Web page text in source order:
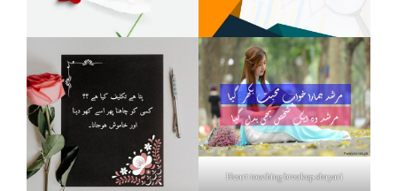
Heart touching breakup shayari